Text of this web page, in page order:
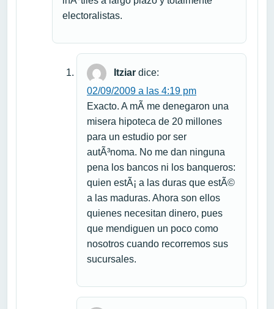
electoralistas.
Itziar dice:
02/09/2009 a las 4:19 pm
Exacto. A mÃ­ me denegaron una
misera hipoteca de 20 millones
para un estudio por ser
autÃ³noma. No me dan ninguna
pena los bancos ni los banqueros:
quien estÃ¡ a las duras que estÃ©
a las maduras. Ahora son ellos
quienes necesitan dinero, pues
que mendiguen un poco como
nosotros cuando recorremos sus
sucursales.